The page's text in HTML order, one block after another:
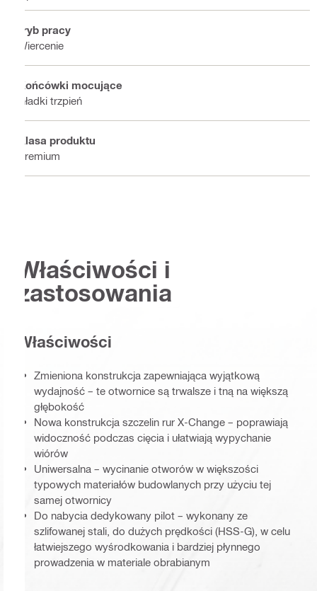
Tryb pracy
Wiercenie
Końcówki mocujące
Gładki trzpień
Klasa produktu
Premium
Właściwości i
zastosowania
Właściwości
Zmieniona konstrukcja zapewniająca wyjątkową
wydajność – te otwornice są trwalsze i tną na większą
głębokość
Nowa konstrukcja szczelin rur X-Change – poprawiają
widoczność podczas cięcia i ułatwiają wypychanie
wiórów
Uniwersalna – wycinanie otworów w większości
typowych materiałów budowlanych przy użyciu tej
samej otwornicy
Do nabycia dedykowany pilot – wykonany ze
szlifowanej stali, do dużych prędkości (HSS-G), w celu
łatwiejszego wyśrodkowania i bardziej płynnego
prowadzenia w materiale obrabianym